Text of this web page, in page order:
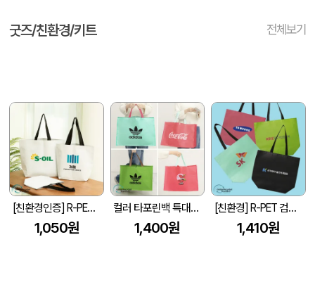
굿즈/친환경/키트 전체보기
[친환경인증] R-PET 고밀도 리유저블백 (검정내피/170g)(S~XL)
1,050원
컬러 타포린백 특대형(3색) (중량140g±5)(530x300x380mm)
1,400원
[친환경] R-PET 검정내피 리유저블백 (4색/중형/170g)(450x150x400mm)
1,410원